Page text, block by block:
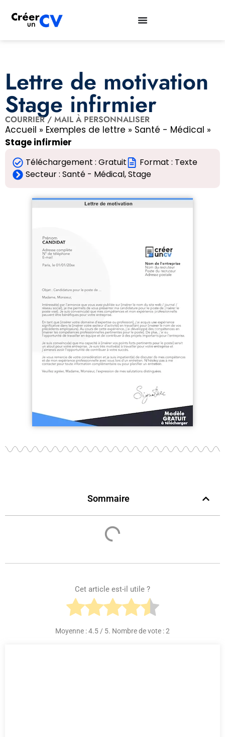
Lettre de motivation
Stage infirmier
COURRIER / MAIL À PERSONNALISER
Accueil » Exemples de lettre » Santé - Médical »
Stage infirmier
Téléchargement : Gratuit
Format : Texte
Secteur : Santé - Médical,Stage
Sommaire
Cet article est-il utile ?
Moyenne :4.5 / 5. Nombre de vote :2